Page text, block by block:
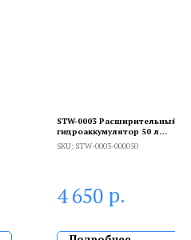
STW-0003 Расширительный
гидроаккумулятор 50 л
горизонтальный
SKU: STW-0003-000050
4 650 р.